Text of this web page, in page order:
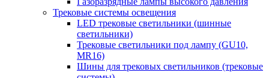
Трековые системы освещения
LED трековые светильники (шинные
светильники)
Трековые светильники под лампу (GU10,
MR16)
Шины для трековых светильников (трековые